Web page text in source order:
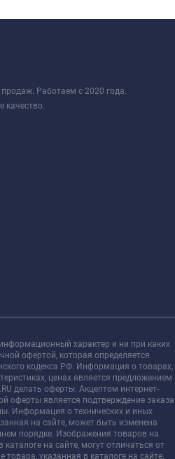
Работаем с 2020 года.
качество.
характер и ни при каких
офертой, которая определяется
кодекса РФ. Информация о товарах,
ценах является предложением
делать оферты. Акцептом интернет-
оферты является подтверждение заказа
Информация о технических и иных
на сайте, может быть изменена
порядке. Изображения товаров на
на сайте, могут отличаться от
указанная в каталоге на сайте,